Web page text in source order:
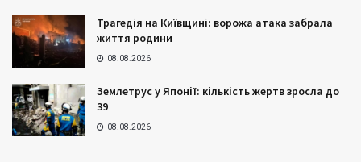
Трагедія на Київщині: ворожа атака забрала
життя родини
08.08.2026
Землетрус у Японії: кількість жертв зросла до
39
08.08.2026